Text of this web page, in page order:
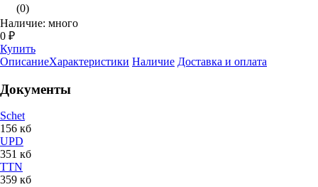
(0)
Наличие: много
0 ₽
Купить
ОписаниеХарактеристики Наличие Доставка и оплата
Документы
Schet
156 кб
UPD
351 кб
TTN
359 кб